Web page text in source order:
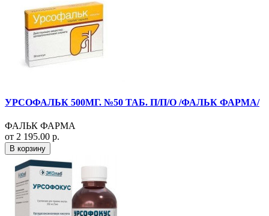
УРСОФАЛЬК 500МГ. №50 ТАБ. П/П/О /ФАЛЬК ФАРМА/
ФАЛЬК ФАРМА
от 2 195.00 р.
В корзину